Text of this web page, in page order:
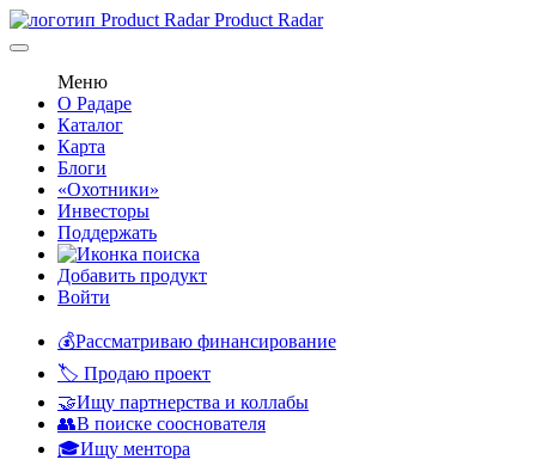
Product Radar
Меню
О Радаре
Каталог
Карта
Блоги
«Охотники»
Инвесторы
Поддержать
Добавить продукт
Войти
💰Рассматриваю финансирование
🏷️ Продаю проект
🤝Ищу партнерства и коллабы
👥В поиске сооснователя
🎓Ищу ментора